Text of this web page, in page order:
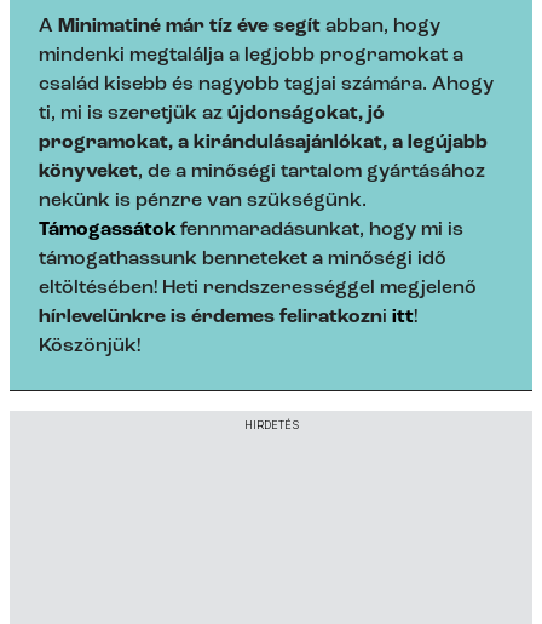
A Minimatiné már tíz éve segít abban, hogy
mindenki megtalálja a legjobb programokat a
család kisebb és nagyobb tagjai számára. Ahogy
ti, mi is szeretjük az újdonságokat, jó
programokat, a kirándulásajánlókat, a legújabb
könyveket, de a minőségi tartalom gyártásához
nekünk is pénzre van szükségünk.
Támogassátokfennmaradásunkat, hogy mi is
támogathassunk benneteket a minőségi idő
eltöltésében! Heti rendszerességgel megjelenő
hírlevelünkre is érdemes feliratkozni itt!
Köszönjük!
HIRDETÉS